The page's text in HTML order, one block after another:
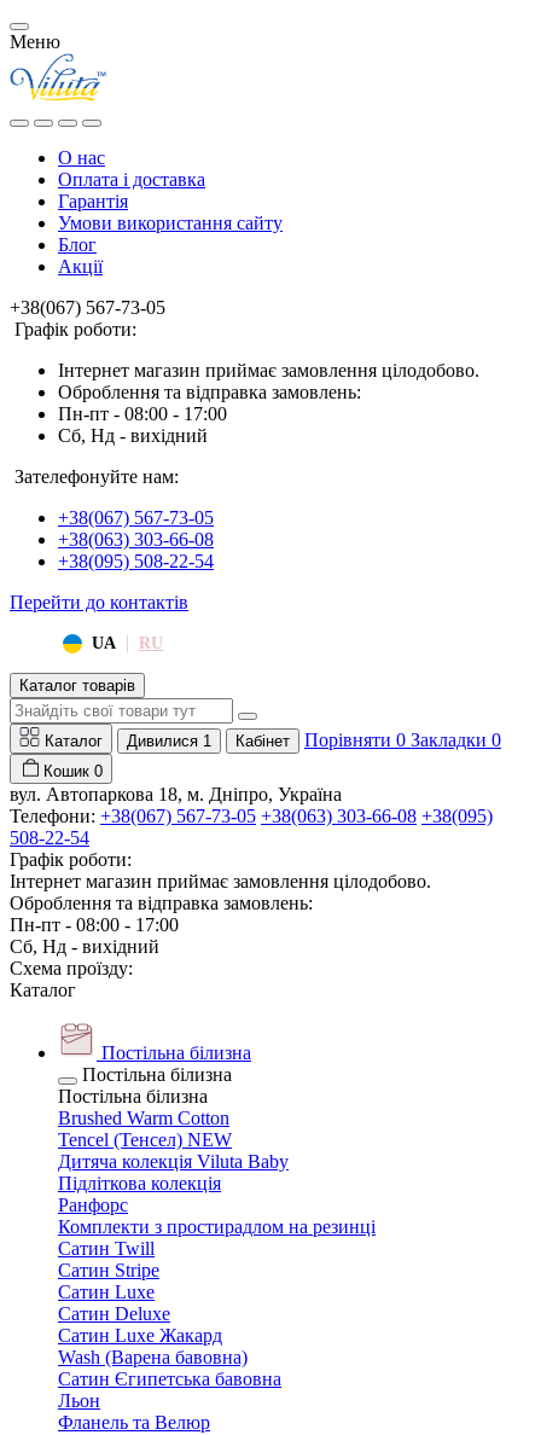
Меню
О нас
Оплата і доставка
Гарантія
Умови використання сайту
Блог
Акції
+38(067) 567-73-05
Графік роботи:
Інтернет магазин приймає замовлення цілодобово.
Оброблення та відправка замовлень:
Пн-пт - 08:00 - 17:00
Сб, Нд - вихідний
Зателефонуйте нам:
+38(067) 567-73-05
+38(063) 303-66-08
+38(095) 508-22-54
Перейти до контактів
UA | RU
Каталог товарів
Каталог Дивилися 1 Кабінет Порівняти 0 Закладки 0
Кошик 0
вул. Автопаркова 18, м. Дніпро, Україна
Телефони: +38(067) 567-73-05 +38(063) 303-66-08 +38(095)
508-22-54
Графік роботи:
Інтернет магазин приймає замовлення цілодобово.
Оброблення та відправка замовлень:
Пн-пт - 08:00 - 17:00
Сб, Нд - вихідний
Схема проїзду:
Каталог
Постільна білизна
Постільна білизна
Постільна білизна
Brushed Warm Cotton
Tencel (Тенсел) NEW
Дитяча колекція Viluta Baby
Підліткова колекція
Ранфорс
Комплекти з простирадлом на резинці
Сатин Twill
Сатин Stripe
Сатин Luxe
Сатин Deluxe
Сатин Luxe Жакард
Wash (Варена бавовна)
Сатин Єгипетська бавовна
Льон
Фланель та Велюр